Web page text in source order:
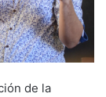
de la